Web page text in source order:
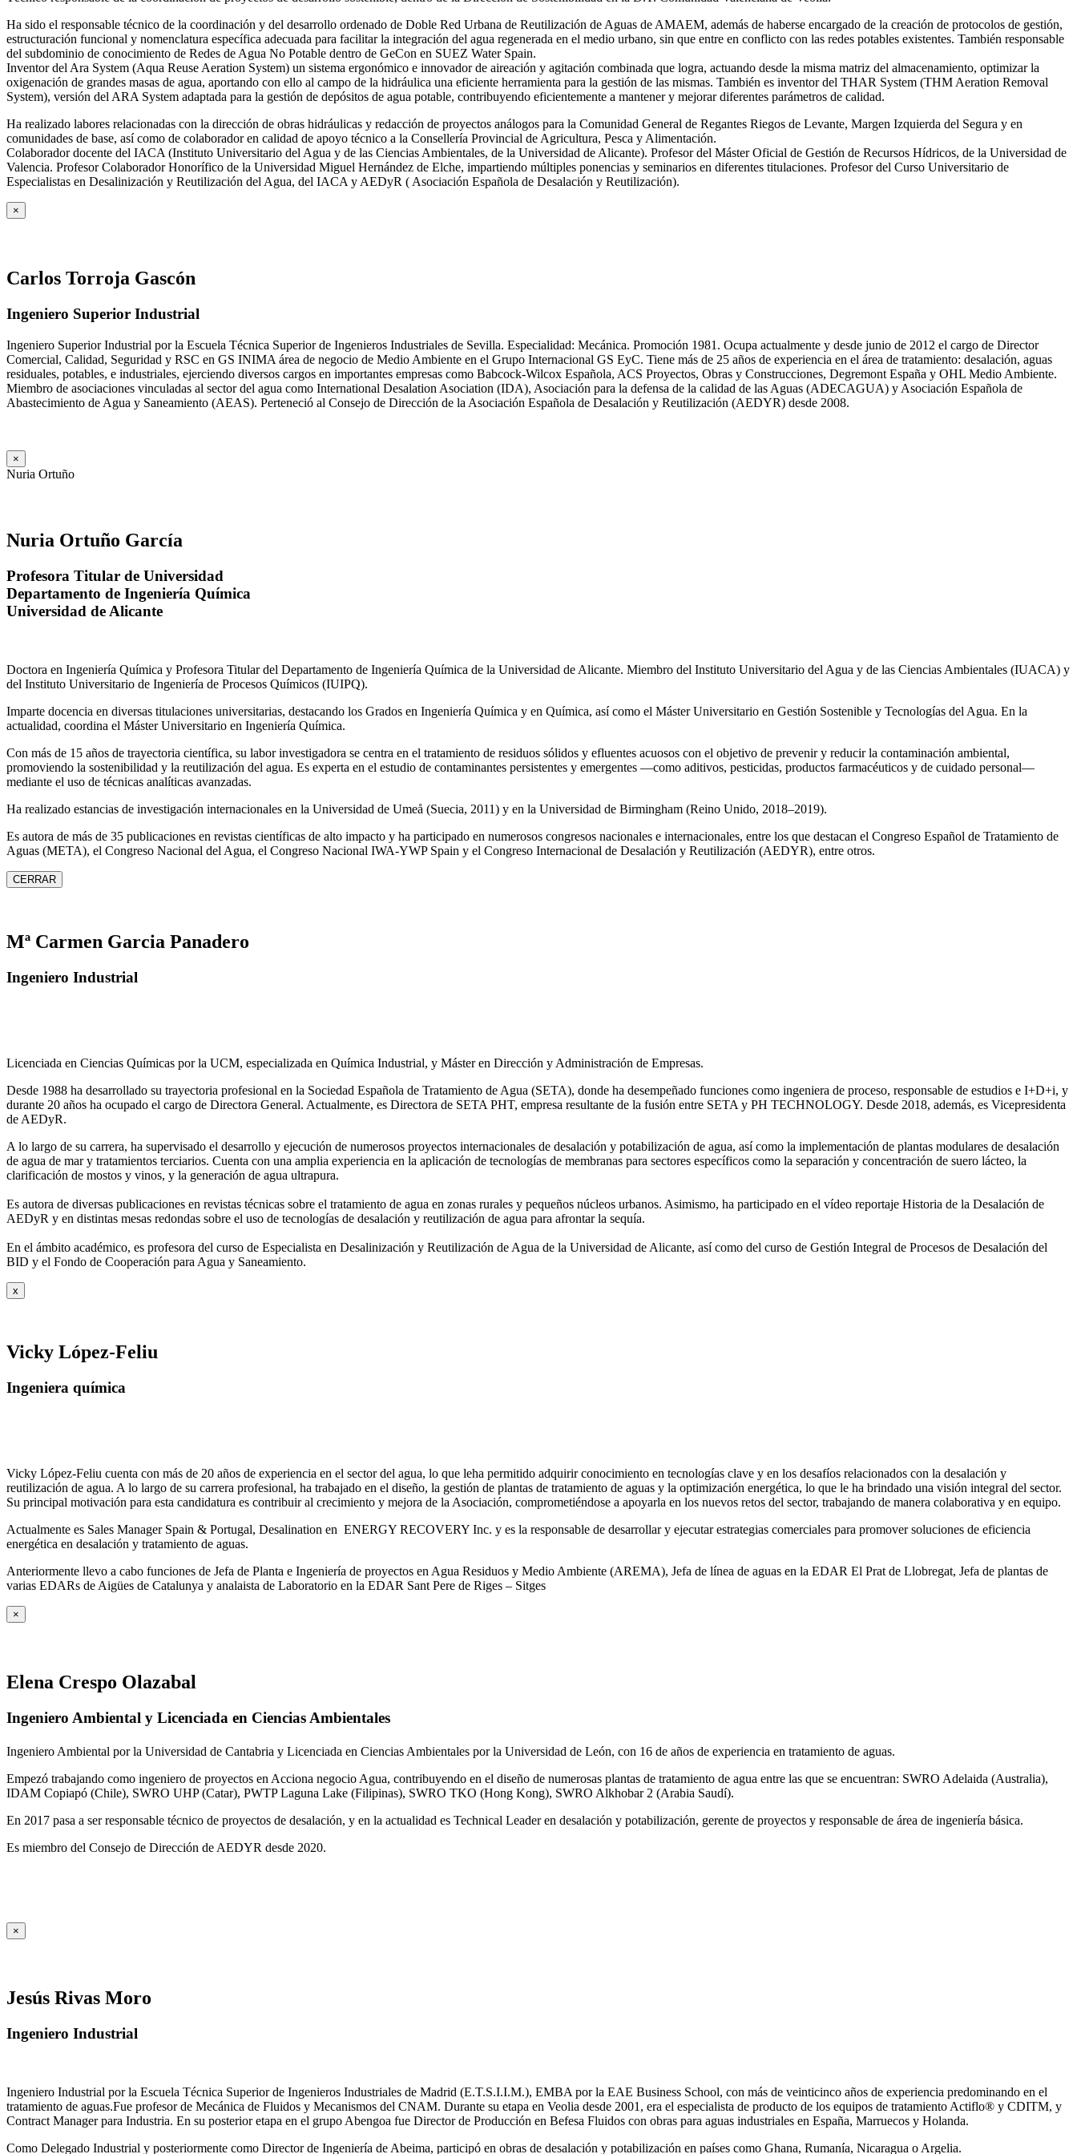
Ha sido el responsable técnico de la coordinación y del desarrollo ordenado de Doble Red Urbana de Reutilización de Aguas de AMAEM, además de haberse encargado de la creación de protocolos de gestión,
estructuración funcional y nomenclatura específica adecuada para facilitar la integración del agua regenerada en el medio urbano, sin que entre en conflicto con las redes potables existentes. También responsable
del subdominio de conocimiento de Redes de Agua No Potable dentro de GeCon en SUEZ Water Spain.
Inventor del Ara System (Aqua Reuse Aeration System) un sistema ergonómico e innovador de aireación y agitación combinada que logra, actuando desde la misma matriz del almacenamiento, optimizar la
oxigenación de grandes masas de agua, aportando con ello al campo de la hidráulica una eficiente herramienta para la gestión de las mismas. También es inventor del THAR System (THM Aeration Removal
System), versión del ARA System adaptada para la gestión de depósitos de agua potable, contribuyendo eficientemente a mantener y mejorar diferentes parámetros de calidad.
Ha realizado labores relacionadas con la dirección de obras hidráulicas y redacción de proyectos análogos para la Comunidad General de Regantes Riegos de Levante, Margen Izquierda del Segura y en
comunidades de base, así como de colaborador en calidad de apoyo técnico a la Consellería Provincial de Agricultura, Pesca y Alimentación.
Colaborador docente del IACA (Instituto Universitario del Agua y de las Ciencias Ambientales, de la Universidad de Alicante). Profesor del Máster Oficial de Gestión de Recursos Hídricos, de la Universidad de
Valencia. Profesor Colaborador Honorífico de la Universidad Miguel Hernández de Elche, impartiendo múltiples ponencias y seminarios en diferentes titulaciones. Profesor del Curso Universitario de
Especialistas en Desalinización y Reutilización del Agua, del IACA y AEDyR ( Asociación Española de Desalación y Reutilización).
×
Carlos Torroja Gascón
Ingeniero Superior Industrial
Ingeniero Superior Industrial por la Escuela Técnica Superior de Ingenieros Industriales de Sevilla. Especialidad: Mecánica. Promoción 1981. Ocupa actualmente y desde junio de 2012 el cargo de Director
Comercial, Calidad, Seguridad y RSC en GS INIMA área de negocio de Medio Ambiente en el Grupo Internacional GS EyC. Tiene más de 25 años de experiencia en el área de tratamiento: desalación, aguas
residuales, potables, e industriales, ejerciendo diversos cargos en importantes empresas como Babcock-Wilcox Española, ACS Proyectos, Obras y Construcciones, Degremont España y OHL Medio Ambiente.
Miembro de asociaciones vinculadas al sector del agua como International Desalation Asociation (IDA), Asociación para la defensa de la calidad de las Aguas (ADECAGUA) y Asociación Española de
Abastecimiento de Agua y Saneamiento (AEAS). Perteneció al Consejo de Dirección de la Asociación Española de Desalación y Reutilización (AEDYR) desde 2008.
×
Nuria Ortuño
Nuria Ortuño García
Profesora Titular de Universidad
Departamento de Ingeniería Química
Universidad de Alicante
Doctora en Ingeniería Química y Profesora Titular del Departamento de Ingeniería Química de la Universidad de Alicante. Miembro del Instituto Universitario del Agua y de las Ciencias Ambientales (IUACA) y
del Instituto Universitario de Ingeniería de Procesos Químicos (IUIPQ).
Imparte docencia en diversas titulaciones universitarias, destacando los Grados en Ingeniería Química y en Química, así como el Máster Universitario en Gestión Sostenible y Tecnologías del Agua. En la
actualidad, coordina el Máster Universitario en Ingeniería Química.
Con más de 15 años de trayectoria científica, su labor investigadora se centra en el tratamiento de residuos sólidos y efluentes acuosos con el objetivo de prevenir y reducir la contaminación ambiental,
promoviendo la sostenibilidad y la reutilización del agua. Es experta en el estudio de contaminantes persistentes y emergentes —como aditivos, pesticidas, productos farmacéuticos y de cuidado personal—
mediante el uso de técnicas analíticas avanzadas.
Ha realizado estancias de investigación internacionales en la Universidad de Umeå (Suecia, 2011) y en la Universidad de Birmingham (Reino Unido, 2018–2019).
Es autora de más de 35 publicaciones en revistas científicas de alto impacto y ha participado en numerosos congresos nacionales e internacionales, entre los que destacan el Congreso Español de Tratamiento de
Aguas (META), el Congreso Nacional del Agua, el Congreso Nacional IWA‑YWP Spain y el Congreso Internacional de Desalación y Reutilización (AEDYR), entre otros.
CERRAR
Mª Carmen Garcia Panadero
Ingeniero Industrial
Licenciada en Ciencias Químicas por la UCM, especializada en Química Industrial, y Máster en Dirección y Administración de Empresas.
Desde 1988 ha desarrollado su trayectoria profesional en la Sociedad Española de Tratamiento de Agua (SETA), donde ha desempeñado funciones como ingeniera de proceso, responsable de estudios e I+D+i, y
durante 20 años ha ocupado el cargo de Directora General. Actualmente, es Directora de SETA PHT, empresa resultante de la fusión entre SETA y PH TECHNOLOGY. Desde 2018, además, es Vicepresidenta
de AEDyR.
A lo largo de su carrera, ha supervisado el desarrollo y ejecución de numerosos proyectos internacionales de desalación y potabilización de agua, así como la implementación de plantas modulares de desalación
de agua de mar y tratamientos terciarios. Cuenta con una amplia experiencia en la aplicación de tecnologías de membranas para sectores específicos como la separación y concentración de suero lácteo, la
clarificación de mostos y vinos, y la generación de agua ultrapura.
Es autora de diversas publicaciones en revistas técnicas sobre el tratamiento de agua en zonas rurales y pequeños núcleos urbanos. Asimismo, ha participado en el vídeo reportaje Historia de la Desalación de
AEDyR y en distintas mesas redondas sobre el uso de tecnologías de desalación y reutilización de agua para afrontar la sequía.
En el ámbito académico, es profesora del curso de Especialista en Desalinización y Reutilización de Agua de la Universidad de Alicante, así como del curso de Gestión Integral de Procesos de Desalación del
BID y el Fondo de Cooperación para Agua y Saneamiento.
x
Vicky López-Feliu
Ingeniera química
Vicky López-Feliu cuenta con más de 20 años de experiencia en el sector del agua, lo que leha permitido adquirir conocimiento en tecnologías clave y en los desafíos relacionados con la desalación y
reutilización de agua. A lo largo de su carrera profesional, ha trabajado en el diseño, la gestión de plantas de tratamiento de aguas y la optimización energética, lo que le ha brindado una visión integral del sector.
Su principal motivación para esta candidatura es contribuir al crecimiento y mejora de la Asociación, comprometiéndose a apoyarla en los nuevos retos del sector, trabajando de manera colaborativa y en equipo.
Actualmente es Sales Manager Spain & Portugal, Desalination en ENERGY RECOVERY Inc. y es la responsable de desarrollar y ejecutar estrategias comerciales para promover soluciones de eficiencia
energética en desalación y tratamiento de aguas.
Anteriormente llevo a cabo funciones de Jefa de Planta e Ingeniería de proyectos en Agua Residuos y Medio Ambiente (AREMA), Jefa de línea de aguas en la EDAR El Prat de Llobregat, Jefa de plantas de
varias EDARs de Aigües de Catalunya y analaista de Laboratorio en la EDAR Sant Pere de Riges – Sitges
×
Elena Crespo Olazabal
Ingeniero Ambiental y Licenciada en Ciencias Ambientales
Ingeniero Ambiental por la Universidad de Cantabria y Licenciada en Ciencias Ambientales por la Universidad de León, con 16 de años de experiencia en tratamiento de aguas.
Empezó trabajando como ingeniero de proyectos en Acciona negocio Agua, contribuyendo en el diseño de numerosas plantas de tratamiento de agua entre las que se encuentran: SWRO Adelaida (Australia),
IDAM Copiapó (Chile), SWRO UHP (Catar), PWTP Laguna Lake (Filipinas), SWRO TKO (Hong Kong), SWRO Alkhobar 2 (Arabia Saudí).
En 2017 pasa a ser responsable técnico de proyectos de desalación, y en la actualidad es Technical Leader en desalación y potabilización, gerente de proyectos y responsable de área de ingeniería básica.
Es miembro del Consejo de Dirección de AEDYR desde 2020.
×
Jesús Rivas Moro
Ingeniero Industrial
Ingeniero Industrial por la Escuela Técnica Superior de Ingenieros Industriales de Madrid (E.T.S.I.I.M.), EMBA por la EAE Business School, con más de veinticinco años de experiencia predominando en el
tratamiento de aguas.Fue profesor de Mecánica de Fluidos y Mecanismos del CNAM. Durante su etapa en Veolia desde 2001, era el especialista de producto de los equipos de tratamiento Actiflo® y CDITM, y
Contract Manager para Industria. En su posterior etapa en el grupo Abengoa fue Director de Producción en Befesa Fluidos con obras para aguas industriales en España, Marruecos y Holanda.
Como Delegado Industrial y posteriormente como Director de Ingeniería de Abeima, participó en obras de desalación y potabilización en países como Ghana, Rumanía, Nicaragua o Argelia.